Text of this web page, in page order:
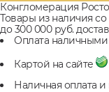
Конгломерация
Товары из наличия
до 300 000 руб.
Оплата
Картой на сайте
Наличная оплата